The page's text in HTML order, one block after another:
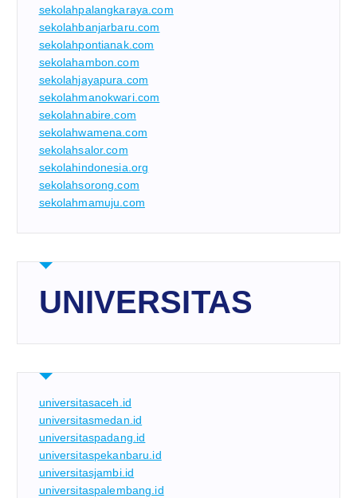
sekolahpalangkaraya.com
sekolahbanjarbaru.com
sekolahpontianak.com
sekolahambon.com
sekolahjayapura.com
sekolahmanokwari.com
sekolahnabire.com
sekolahwamena.com
sekolahsalor.com
sekolahindonesia.org
sekolahsorong.com
sekolahmamuju.com
UNIVERSITAS
universitasaceh.id
universitasmedan.id
universitaspadang.id
universitaspekanbaru.id
universitasjambi.id
universitaspalembang.id